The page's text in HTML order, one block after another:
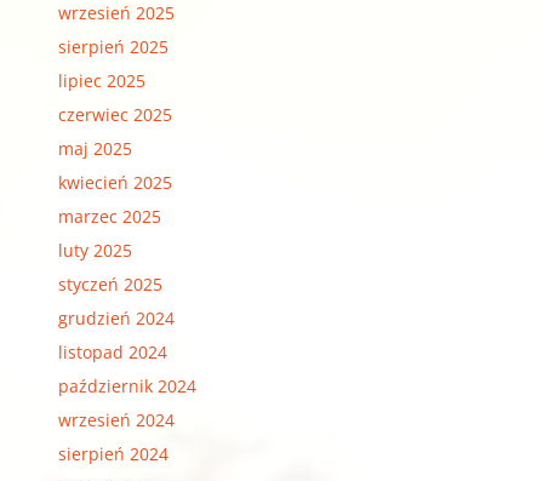
wrzesień 2025
sierpień 2025
lipiec 2025
czerwiec 2025
maj 2025
kwiecień 2025
marzec 2025
luty 2025
styczeń 2025
grudzień 2024
listopad 2024
październik 2024
wrzesień 2024
sierpień 2024